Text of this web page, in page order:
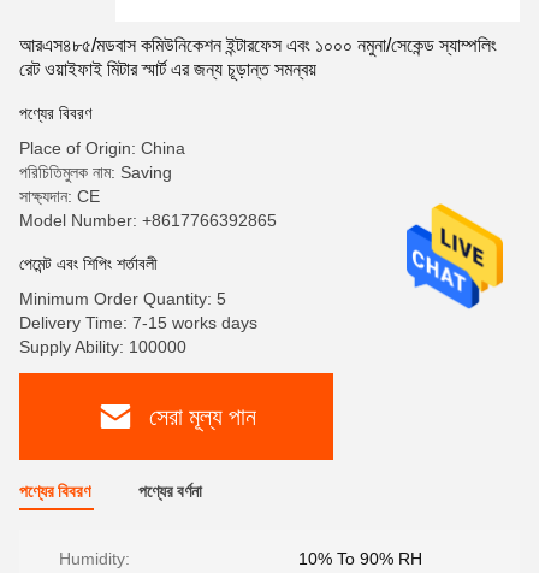
আরএস৪৮৫/মডবাস কমিউনিকেশন ইন্টারফেস এবং ১০০০ নমুনা/সেকেন্ড স্যাম্পলিং
রেট ওয়াইফাই মিটার স্মার্ট এর জন্য চূড়ান্ত সমন্বয়
পণ্যের বিবরণ
Place of Origin: China
পরিচিতিমুলক নাম: Saving
সাক্ষ্যদান: CE
Model Number: +8617766392865
পেমেন্ট এবং শিপিং শর্তাবলী
Minimum Order Quantity: 5
Delivery Time: 7-15 works days
Supply Ability: 100000
সেরা মূল্য পান
পণ্যের বিবরণ পণ্যের বর্ণনা
Humidity: 10% To 90% RH